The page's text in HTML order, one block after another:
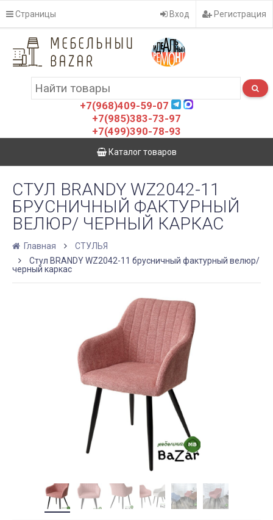
Страницы Вход Регистрация
+7(968)409-59-07
+7(985)383-73-97
+7(499)390-78-93
Каталог товаров
СТУЛ BRANDY WZ2042-11
БРУСНИЧНЫЙ ФАКТУРНЫЙ
ВЕЛЮР/ ЧЕРНЫЙ КАРКАС
Главная
СТУЛЬЯ
Стул BRANDY WZ2042-11 брусничный фактурный велюр/
черный каркас